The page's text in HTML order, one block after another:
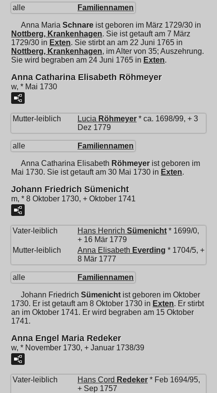
alle Familiennamen
Anna Maria Schnare ist geboren im März 1729/30 in
Nottberg, Krankenhagen. Sie ist getauft am 7 März
1729/30 in Exten. Sie stirbt an am 22 Juni 1765 in
Nottberg, Krankenhagen, im Alter von 35; Auszehrung.
Sie wird begraben am 24 Juni 1765 in Exten.
Anna Catharina Elisabeth Röhmeyer
w, * Mai 1730
Mutter-leiblich Lucia Röhmeyer * ca. 1698/99, + 3
Dez 1779
alle Familiennamen
Anna Catharina Elisabeth Röhmeyer ist geboren im
Mai 1730. Sie ist getauft am 30 Mai 1730 in Exten.
Johann Friedrich Sümenicht
m, * 8 Oktober 1730, + Oktober 1741
Vater-leiblich Hans Henrich Sümenicht * 1699/0,
+ 16 Mär 1779
Mutter-leiblich
Anna Elisabeth Everding * 1704/5, +
8 Mär 1777
alle Familiennamen
Johann Friedrich Sümenicht ist geboren im Oktober
1730. Er ist getauft am 8 Oktober 1730 in Exten. Er stirbt
an im Oktober 1741. Er wird begraben am 15 Oktober
1741.
Anna Engel Maria Redeker
w, * November 1730, + Januar 1738/39
Vater-leiblich Hans Cord Redeker * Feb 1694/95,
+ Sep 1757